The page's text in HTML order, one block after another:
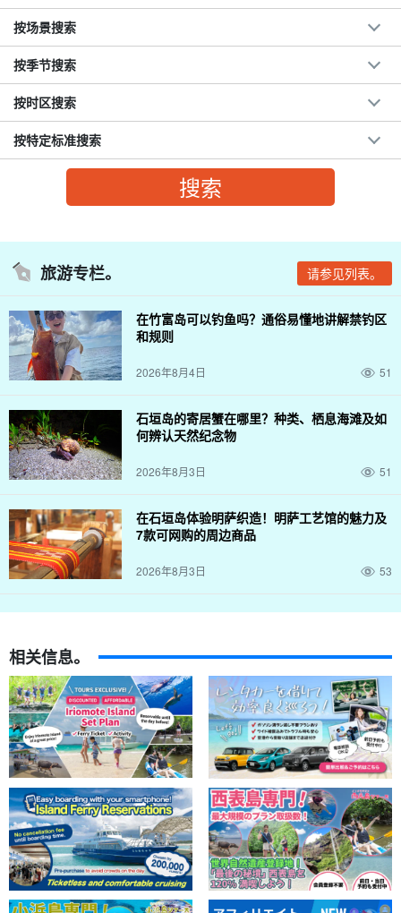
按场景搜索
按季节搜索
按时区搜索
按特定标准搜索
旅游专栏。 请参见列表。
在竹富岛可以钓鱼吗？通俗易懂地讲解禁钓区
和规则
2026年8月4日 51
石垣岛的寄居蟹在哪里？种类、栖息海滩及如
何辨认天然纪念物
2026年8月3日 51
在石垣岛体验明萨织造！明萨工艺馆的魅力及
7款可网购的周边商品
2026年8月3日 53
相关信息。